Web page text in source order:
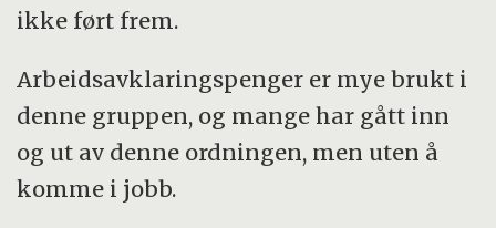
Dette er opplysninger som rutinemessig
befolkningen.
Slik kunne forskerne følge
sosialhjelpmottakernes ferd gjennom
ikke ført frem.
Arbeidsavklaringspenger er mye brukt i
denne gruppen, og mange har gått inn
og ut av denne ordningen, men uten å
komme i jobb.